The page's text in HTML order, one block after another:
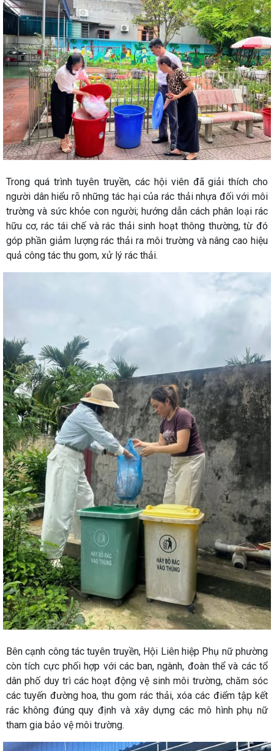
Trong quá trình tuyên truyền, các hội viên đã giải thích cho
người dân hiểu rõ những tác hại của rác thải nhựa đối với môi
trường và sức khỏe con người; hướng dẫn cách phân loại rác
hữu cơ, rác tái chế và rác thải sinh hoạt thông thường, từ đó
góp phần giảm lượng rác thải ra môi trường và nâng cao hiệu
quả công tác thu gom, xử lý rác thải.
Bên cạnh công tác tuyên truyền, Hội Liên hiệp Phụ nữ phường
còn tích cực phối hợp với các ban, ngành, đoàn thể và các tổ
dân phố duy trì các hoạt động vệ sinh môi trường, chăm sóc
các tuyến đường hoa, thu gom rác thải, xóa các điểm tập kết
rác không đúng quy định và xây dựng các mô hình phụ nữ
tham gia bảo vệ môi trường.